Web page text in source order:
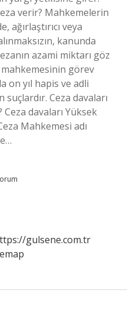
verir? Mahkemelerin
veya
kanunda
azami miktarı göz
görev
on yıl hapis ve adli
suçlardır. Ceza davaları
davaları Yüksek
Mahkemesi adı
gulsene.com.tr